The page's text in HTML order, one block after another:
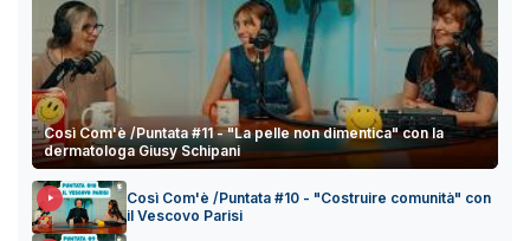
Così Com'è /Puntata #11 - "La pelle non dimentica" con la
dermatologa Giusy Schipani
Così Com'è /Puntata #10 - "Costruire comunità" con
il Vescovo Parisi